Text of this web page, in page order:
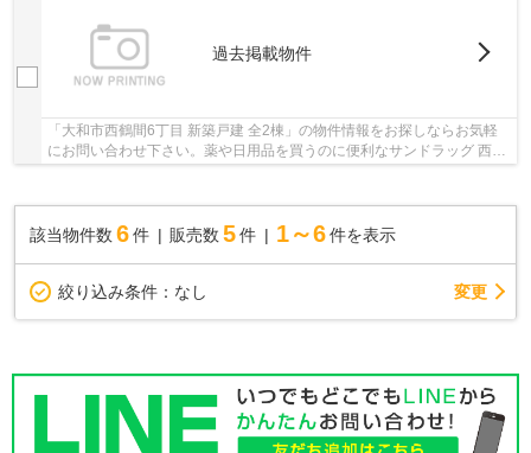
過去掲載物件
「大和市西鶴間6丁目 新築戸建 全2棟」の物件情報をお探しならお気軽
にお問い合わせ下さい。薬や日用品を買うのに便利なサンドラッグ 西鶴
間店まで、495mです。日当たりを重視している...
該当物件数 6件 販売数 5 件 1～6 件を表示
絞り込み条件： なし 変更